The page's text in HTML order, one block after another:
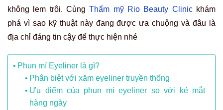
không lem trôi. CùngThẩm mỹ Rio Beauty Clinickhám
phá vì sao kỹ thuật này đang được ưa chuộng và đâu là
địa chỉ đáng tin cậy để thực hiện nhé
Phun mí Eyeliner là gì?
Phân biệt với xăm eyeliner truyền thống
Ưu điểm của phun mí eyeliner so với kẻ mắt
hàng ngày